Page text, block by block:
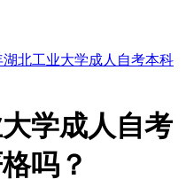
湖北工业大学成人自考本科
学成人自考
吗？